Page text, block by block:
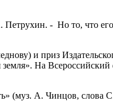
Петрухин. - Но то, что
и приз
На Всероссийский
(муз. А. Чинцов, слова С.